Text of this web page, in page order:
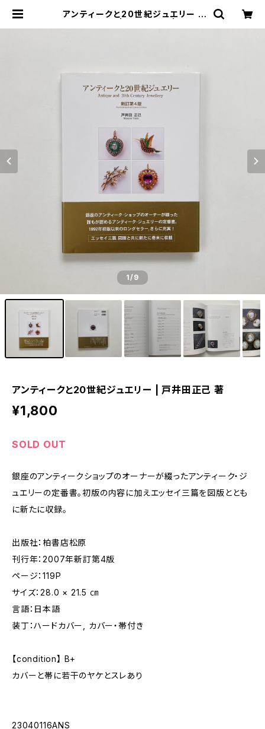
アンティークと20世紀ジュエリー |
1/9
アンティークと20世紀ジュエリー | 戸井田正己 著
¥1,800
SOLD OUT
銀座のアンティークショップのオーナーが綴ったアンティーク・ジ
ュエリーの定番書。初版の内容に加えエッセイ三篇を図版ととも
に新たに収録。
出版社：柏書店松原
刊行年：2007年新訂第4版
ページ：119P
サイズ：28.0 × 21.5 ㎝
言語：日本語
装丁：ハードカバー, カバー・帯付き
【condition】 B+
カバーと帯に若干のヤケとスレあり
23040116ANS